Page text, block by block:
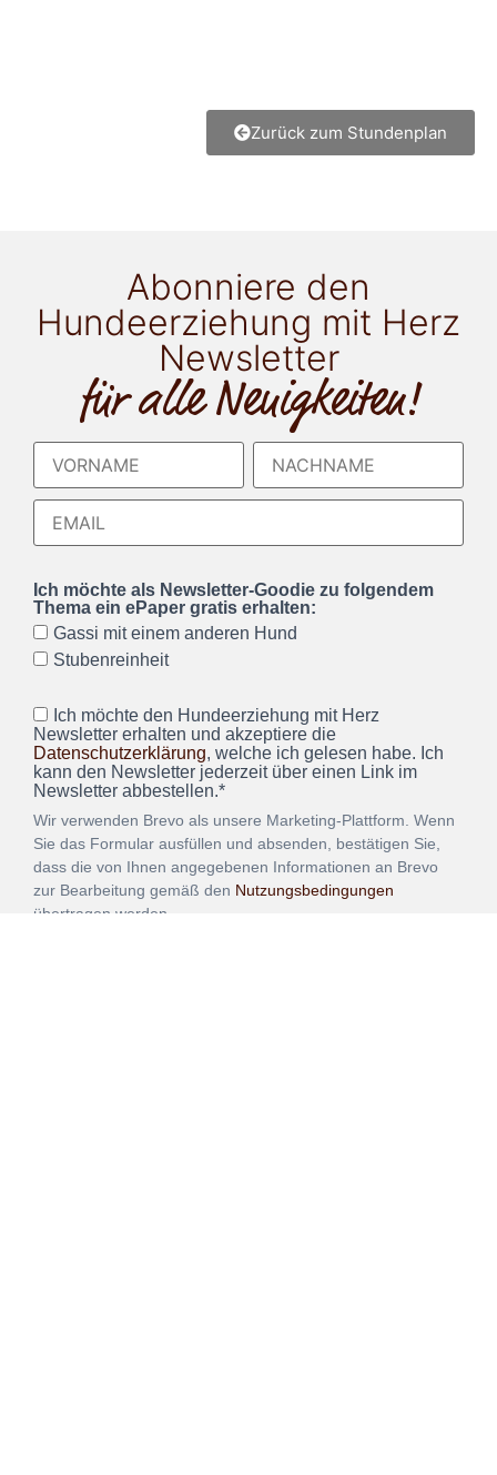
Zurück zum Stundenplan
Abonniere den
Hundeerziehung mit Herz
Newsletter
für alle Neuigkeiten!
Ich möchte als Newsletter-Goodie zu folgendem
Thema ein ePaper gratis erhalten:
Gassi mit einem anderen Hund
Stubenreinheit
Ich möchte den Hundeerziehung mit Herz
Newsletter erhalten und akzeptiere die
Datenschutzerklärung, welche ich gelesen habe. Ich
kann den Newsletter jederzeit über einen Link im
Newsletter abbestellen.*
Wir verwenden Brevo als unsere Marketing-Plattform. Wenn
Sie das Formular ausfüllen und absenden, bestätigen Sie,
dass die von Ihnen angegebenen Informationen an Brevo
zur Bearbeitung gemäß den Nutzungsbedingungen
übertragen werden.